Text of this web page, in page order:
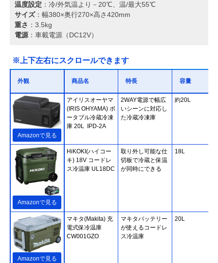
温度設定 ：冷/外気温より－20℃、温/最大55℃
サイズ：幅380×奥行270×高さ420mm
重さ ：3.5kg
電源：車載電源（DC12V）
※上下左右にスクロールできます
外観 商品名 特長 容量
Amazonで見る
アイリスオーヤマ
(IRIS OHYAMA) ポ
ータブル冷蔵冷凍
庫 20L IPD-2A
2WAY電源で幅広
いシーンに対応し
た冷蔵冷凍庫
約20L
Amazonで見る
HiKOKI(ハイコー
キ) 18V コードレ
ス冷温庫 UL18DC
取り外し可能な仕
切板で冷蔵と保温
が同時にできる
18L
Amazonで見る
マキタ(Makita) 充
電式保冷温庫
CW001GZO
マキタバッテリー
が使えるコードレ
ス冷温庫
20L